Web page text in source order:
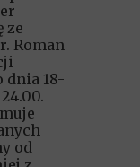
ze
Roman
dnia 18-
od